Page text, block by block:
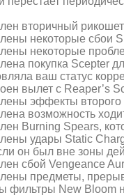
вторичный
некоторые сбои
некоторые
покупка Scepter
ваш статус
вылет с Reaper’s
эффекты второго
возможность
Burning Spears,
удары Static
он был вне зоны
сбой Vengeance
предметы,
фильтры New Bloom